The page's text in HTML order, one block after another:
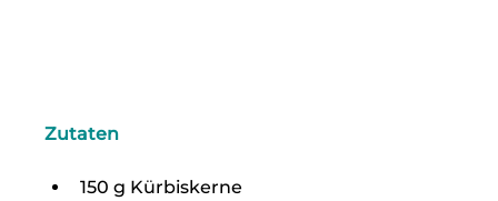
Zutaten
150 g Kürbiskerne